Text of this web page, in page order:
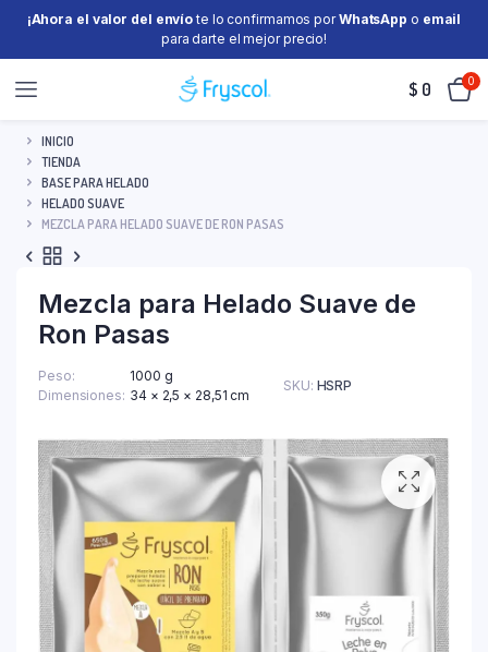
¡Ahora el valor del envíote lo confirmamos porWhatsApp o email
para darte el mejor precio!
$ 0 0
INICIO
TIENDA
BASE PARA HELADO
HELADO SUAVE
MEZCLA PARA HELADO SUAVE DE RON PASAS
Mezcla para Helado Suave de
Ron Pasas
Peso
1000 g
Dimensiones 34 × 2,5 × 28,51 cm
SKU: HSRP